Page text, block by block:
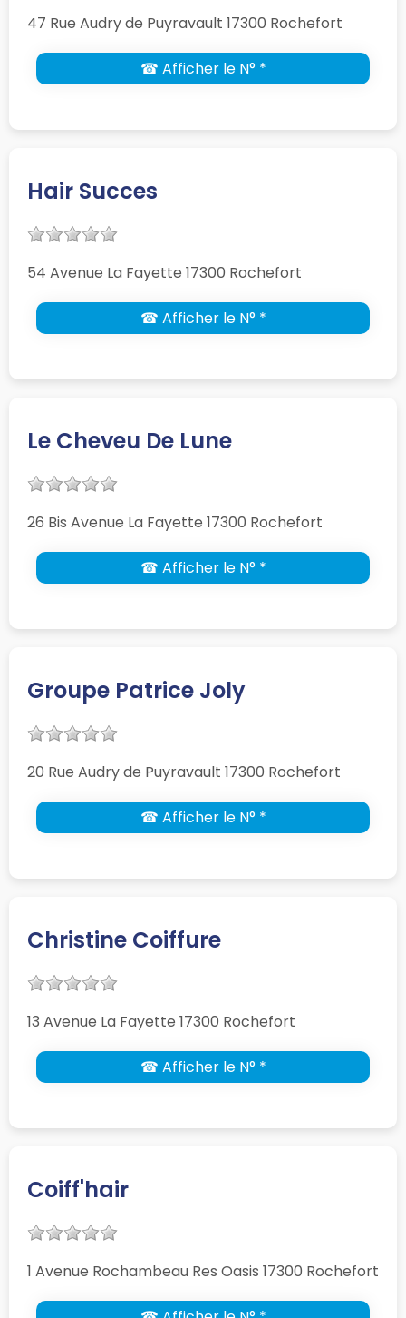
47 Rue Audry de Puyravault 17300 Rochefort
☎ Afficher le N° *
Hair Succes
54 Avenue La Fayette 17300 Rochefort
☎ Afficher le N° *
Le Cheveu De Lune
26 Bis Avenue La Fayette 17300 Rochefort
☎ Afficher le N° *
Groupe Patrice Joly
20 Rue Audry de Puyravault 17300 Rochefort
☎ Afficher le N° *
Christine Coiffure
13 Avenue La Fayette 17300 Rochefort
☎ Afficher le N° *
Coiff'hair
1 Avenue Rochambeau Res Oasis 17300 Rochefort